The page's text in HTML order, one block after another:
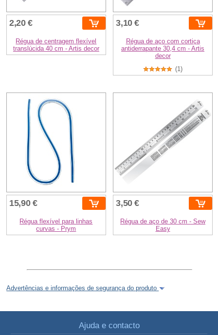
2,20 €
Régua de centragem flexível
translúcida 40 cm - Artis decor
3,10 €
Régua de aço com cortiça
antiderrapante 30,4 cm - Artis
decor
(1)
15,90 €
Régua flexível para linhas
curvas - Prym
3,50 €
Régua de aço de 30 cm - Sew
Easy
Advertências e informações de segurança do produto
Ajuda e contacto